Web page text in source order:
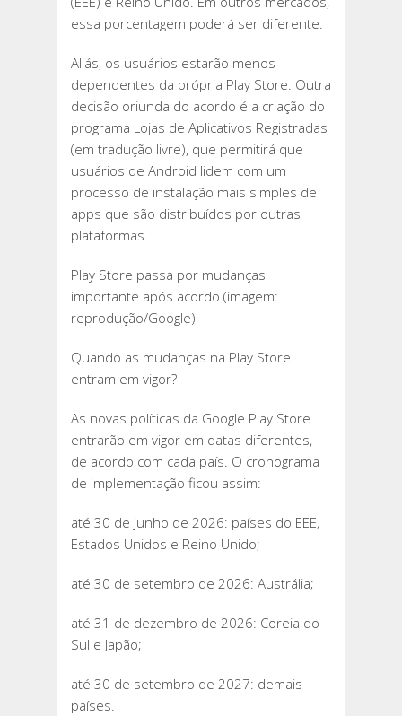
essa porcentagem poderá ser diferente.
Aliás, os usuários estarão menos
dependentes da própria Play Store. Outra
decisão oriunda do acordo é a criação do
programa Lojas de Aplicativos Registradas
(em tradução livre), que permitirá que
usuários de Android lidem com um
processo de instalação mais simples de
apps que são distribuídos por outras
plataformas.
Play Store passa por mudanças
importante após acordo (imagem:
reprodução/Google)
Quando as mudanças na Play Store
entram em vigor?
As novas políticas da Google Play Store
entrarão em vigor em datas diferentes,
de acordo com cada país. O cronograma
de implementação ficou assim:
até 30 de junho de 2026: países do EEE,
Estados Unidos e Reino Unido;
até 30 de setembro de 2026: Austrália;
até 31 de dezembro de 2026: Coreia do
Sul e Japão;
até 30 de setembro de 2027: demais
países.